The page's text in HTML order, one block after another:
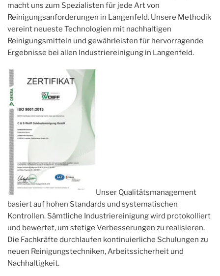
macht uns zum Spezialisten für jede Art von
Reinigungsanforderungen in Langenfeld. Unsere Methodik
vereint neueste Technologien mit nachhaltigen
Reinigungsmitteln und gewährleisten für hervorragende
Ergebnisse bei allen Industriereinigung in Langenfeld.
Unser Qualitätsmanagement
basiert auf hohen Standards und systematischen
Kontrollen. Sämtliche Industriereinigung wird protokolliert
und bewertet, um stetige Verbesserungen zu realisieren.
Die Fachkräfte durchlaufen kontinuierliche Schulungen zu
neuen Reinigungstechniken, Arbeitssicherheit und
Nachhaltigkeit.